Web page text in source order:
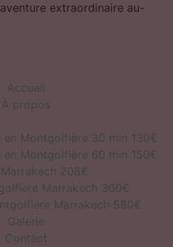
extraordinaire au-
Accueil
À propos
en Montgolfière 30 min 130€
en Montgolfière 60 min 150€
208€
Marrakech 360€
Marrakech 580€
Galerie
Contact